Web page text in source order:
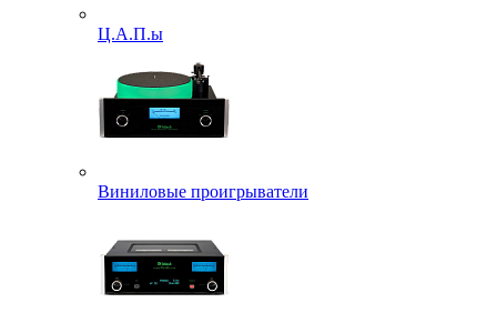
Ц.А.П.ы
Виниловые проигрыватели